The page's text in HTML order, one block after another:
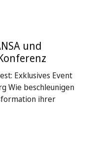
und
Exklusives Event
Wie beschleunigen
ihrer